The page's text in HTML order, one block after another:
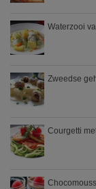
Waterzooi
Zweedse
Courgetti